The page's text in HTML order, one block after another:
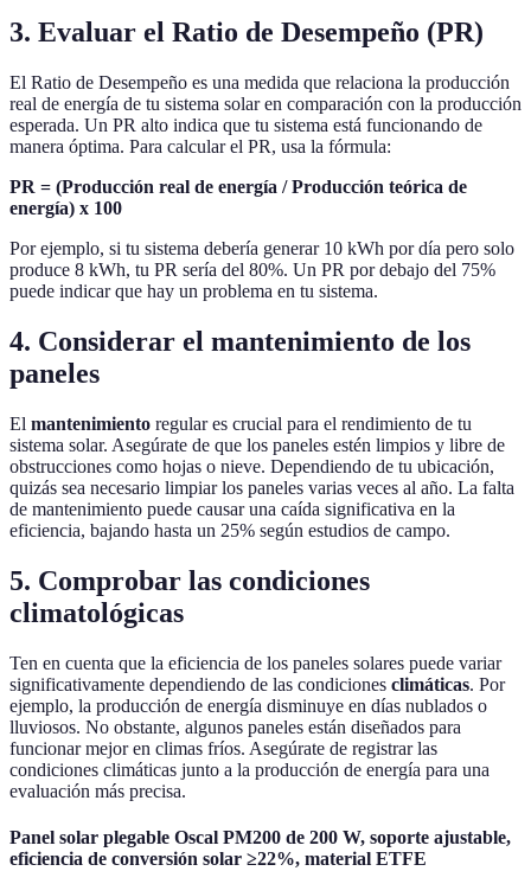
3. Evaluar el Ratio de Desempeño (PR)
El Ratio de Desempeño es una medida que relaciona la producción
real de energía de tu sistema solar en comparación con la producción
esperada. Un PR alto indica que tu sistema está funcionando de
manera óptima. Para calcular el PR, usa la fórmula:
PR = (Producción real de energía / Producción teórica de
energía) x 100
Por ejemplo, si tu sistema debería generar 10 kWh por día pero solo
produce 8 kWh, tu PR sería del 80%. Un PR por debajo del 75%
puede indicar que hay un problema en tu sistema.
4. Considerar el mantenimiento de los
paneles
El mantenimiento regular es crucial para el rendimiento de tu
sistema solar. Asegúrate de que los paneles estén limpios y libre de
obstrucciones como hojas o nieve. Dependiendo de tu ubicación,
quizás sea necesario limpiar los paneles varias veces al año. La falta
de mantenimiento puede causar una caída significativa en la
eficiencia, bajando hasta un 25% según estudios de campo.
5. Comprobar las condiciones
climatológicas
Ten en cuenta que la eficiencia de los paneles solares puede variar
significativamente dependiendo de las condiciones climáticas. Por
ejemplo, la producción de energía disminuye en días nublados o
lluviosos. No obstante, algunos paneles están diseñados para
funcionar mejor en climas fríos. Asegúrate de registrar las
condiciones climáticas junto a la producción de energía para una
evaluación más precisa.
Panel solar plegable Oscal PM200 de 200 W, soporte ajustable,
eficiencia de conversión solar ≥22%, material ETFE